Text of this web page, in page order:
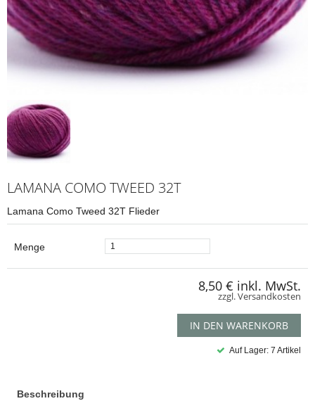
LAMANA COMO TWEED 32T
Lamana Como Tweed 32T Flieder
Menge
8,50 € inkl. MwSt.
zzgl. Versandkosten
IN DEN WARENKORB
Auf Lager: 7 Artikel
Beschreibung